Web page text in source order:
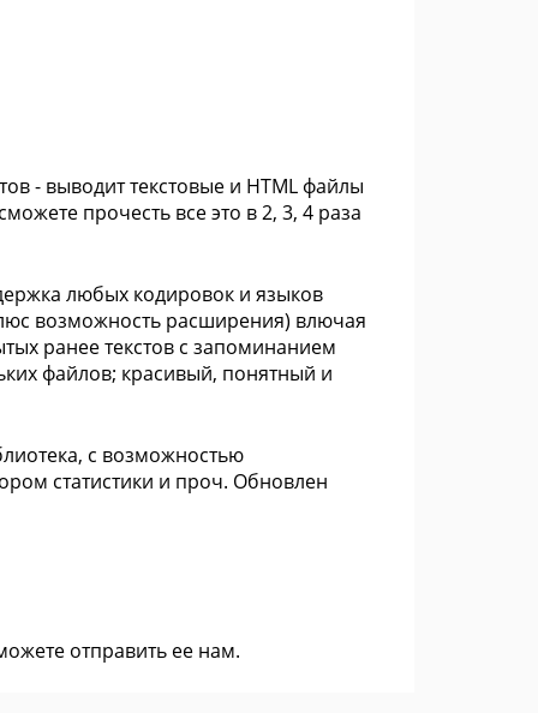
- выводит текстовые и HTML файлы
прочесть все это в 2, 3, 4 раза
любых кодировок и языков
возможность расширения) влючая
ранее текстов с запоминанием
файлов; красивый, понятный и
с возможностью
статистики и проч. Обновлен
отправить ее нам.